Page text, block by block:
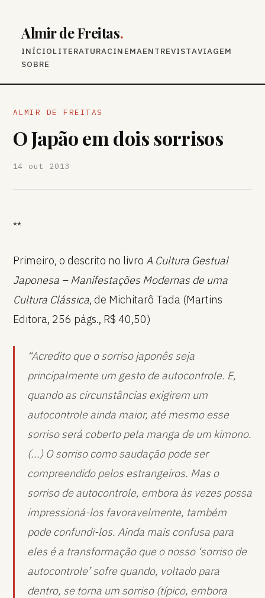
Almir de Freitas.
INÍCIOLITERATURACINEMAENTREVISTAVIAGEM
SOBRE
ALMIR DE FREITAS
O Japão em dois sorrisos
14 out 2013
**
Primeiro, o descrito no livro A Cultura Gestual
Japonesa – Manifestações Modernas de uma
Cultura Clássica, de Michitarô Tada (Martins
Editora, 256 págs., R$ 40,50)
“Acredito que o sorriso japonês seja
principalmente um gesto de autocontrole. E,
quando as circunstâncias exigirem um
autocontrole ainda maior, até mesmo esse
sorriso será coberto pela manga de um kimono.
(...) O sorriso como saudação pode ser
compreendido pelos estrangeiros. Mas o
sorriso de autocontrole, embora às vezes possa
impressioná-los favoravelmente, também
pode confundi-los. Ainda mais confusa para
eles é a transformação que o nosso ‘sorriso de
autocontrole’ sofre quando, voltado para
dentro, se torna um sorriso (típico, embora